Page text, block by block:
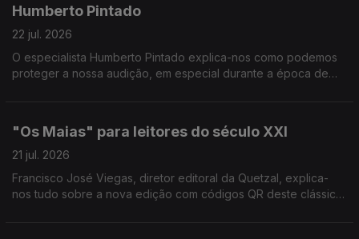
Humberto Pintado
22 jul. 2026
O especialista Humberto Pintado explica-nos como podemos
proteger a nossa audição, em especial durante a época de
"Os Maias" para leitores do século XXI
21 jul. 2026
Francisco José Viegas, diretor editoral da Quetzal, explica-
nos tudo sobre a nova edição com códigos QR deste clássico